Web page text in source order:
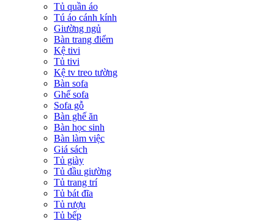
Tủ quần áo
Tú áo cánh kính
Giường ngủ
Bàn trang điểm
Kệ tivi
Tủ tivi
Kệ tv treo tường
Bàn sofa
Ghế sofa
Sofa gỗ
Bàn ghế ăn
Bàn học sinh
Bàn làm việc
Giá sách
Tủ giày
Tủ đầu giường
Tủ trang trí
Tủ bát đĩa
Tủ rượu
Tủ bếp